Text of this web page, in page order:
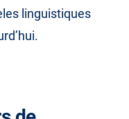
linguistiques